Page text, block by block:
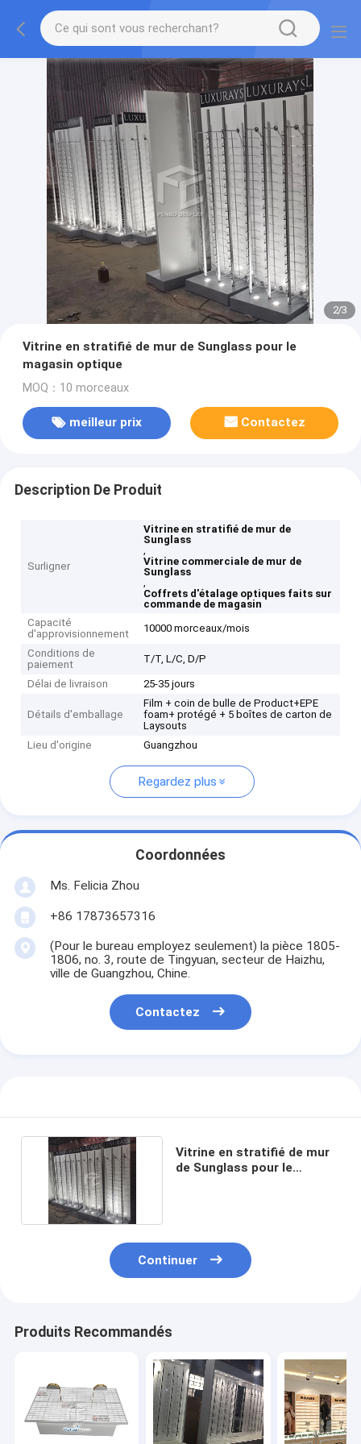
2/3
Vitrine en stratifié de mur de Sunglass pour le
magasin optique
MOQ：10 morceaux
meilleur prix Contactez
Description De Produit
Surligner
Vitrine en stratifié de mur de
Sunglass
,
Vitrine commerciale de mur de
Sunglass
,
Coffrets d'étalage optiques faits sur
commande de magasin
Capacité
d'approvisionnement
10000 morceaux/mois
Conditions de
paiement
T/T, L/C, D/P
Délai de livraison 25-35 jours
Détails d'emballage
Film + coin de bulle de Product+EPE
foam+ protégé + 5 boîtes de carton de
Laysouts
Lieu d'origine
Guangzhou
Regardez plus
Coordonnées
Ms. Felicia Zhou
+86 17873657316
(Pour le bureau employez seulement) la pièce 1805-
1806, no. 3, route de Tingyuan, secteur de Haizhu,
ville de Guangzhou, Chine.
Contactez
Vitrine en stratifié de mur
de Sunglass pour le
Continuer
Produits Recommandés